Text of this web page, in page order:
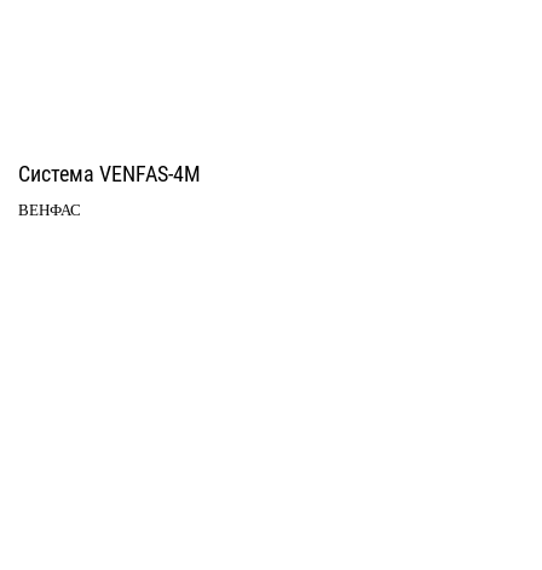
Система VENFAS-4М
ВЕНФАС